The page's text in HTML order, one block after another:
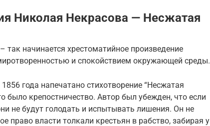
Николая Некрасова — Несжатая
так начинается хрестоматийное произведение
и спокойствием окружающей среды.
года напечатано стихотворение “Несжатая
было крепостничество. Автор был убежден, что если
не будут голодать и испытывать лишения. Он не
право власти толкали крестьян в рабство, забирая у